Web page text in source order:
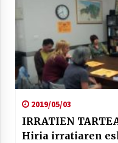
2019/05/03
IRRATIEN
Hiria irratiaren